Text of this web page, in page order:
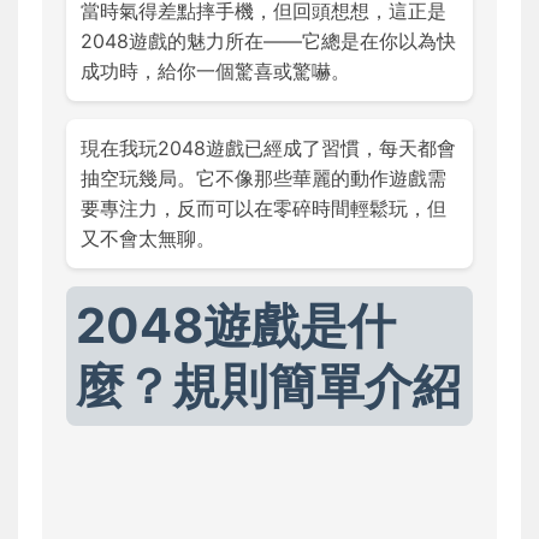
當時氣得差點摔手機，但回頭想想，這正是
2048遊戲的魅力所在——它總是在你以為快
成功時，給你一個驚喜或驚嚇。
現在我玩2048遊戲已經成了習慣，每天都會
抽空玩幾局。它不像那些華麗的動作遊戲需
要專注力，反而可以在零碎時間輕鬆玩，但
又不會太無聊。
2048遊戲是什
麼？規則簡單介紹